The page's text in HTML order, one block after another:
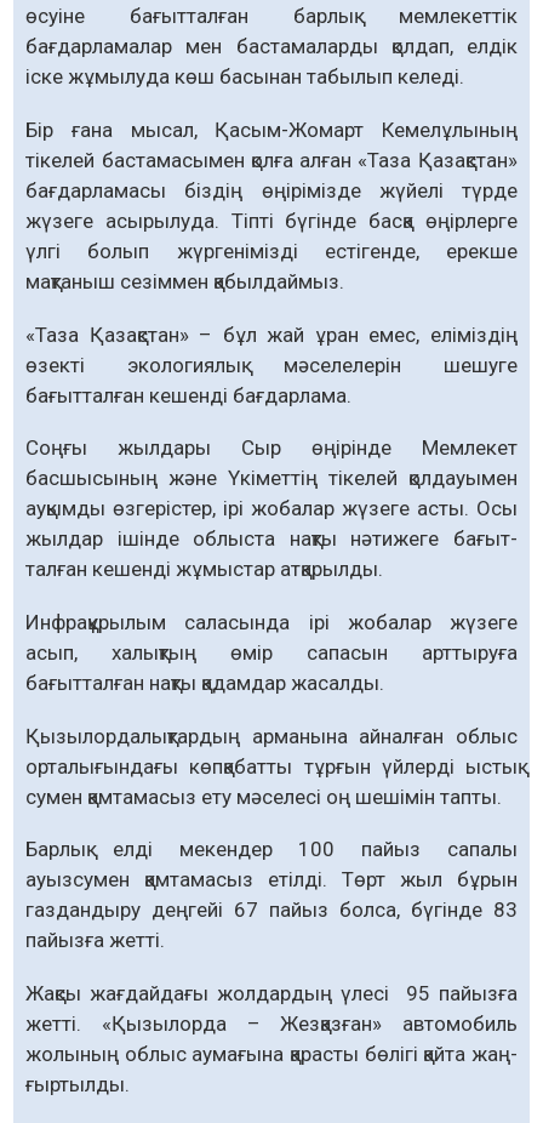
өсуіне бағытталған барлық мемлекеттік
бағдарламалар мен бастамаларды қолдап, елдік
іске жұ­мылуда көш басынан табылып келеді.
Бір ғана мысал, Қасым-Жомарт Кемелұлының
тікелей бастамасымен қолға алған «Таза Қазақстан»
бағдарламасы біздің өңірімізде жүйелі түрде
жүзеге асырылуда. Тіпті бүгінде басқа өңірлерге
үлгі болып жүргенімізді естігенде, ерекше
мақтаныш сезіммен қабылдаймыз.
«Таза Қазақстан» – бұл жай ұран емес, еліміздің
өзекті экологиялық мә­селелерін шешуге
бағытталған кешенді бағдарлама.
Соңғы жылдары Сыр өңірінде Мемлекет
басшысының және Үкіметтің тікелей қолдауымен
ауқымды өзгерістер, ірі жобалар жүзеге асты. Осы
жылдар ішінде облыста нақты нәтижеге бағыт­
талған кешенді жұмыстар атқарылды.
Инфрақұрылым саласында ірі жоба­лар жүзеге
асып, халықтың өмір сапасын арттыруға
бағытталған нақты қадамдар жасалды.
Қызылордалықтардың арманына ай­нал­ған облыс
орталығындағы көпқабатты тұрғын үйлерді ыстық
сумен қамтамасыз ету мәселесі оң шешімін тапты.
Барлық елді мекендер 100 пайыз сапалы
ауызсумен қамтамасыз етілді. Төрт жыл бұрын
газдандыру деңгейі 67 пайыз болса, бүгінде 83
пайызға жетті.
Жақсы жағдайдағы жолдардың үле­сі 95 пайызға
жетті. «Қызылорда – Жез­қаз­­ған» автомобиль
жолының об­лыс аума­ғына қарасты бөлігі қайта жаң­
ғыртылды.